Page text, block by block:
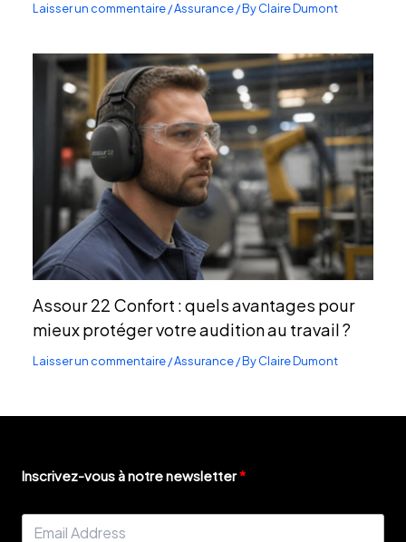
Laisser un commentaire/Assurance/ ByClaire Dumont
Assour 22 Confort : quels avantages pour
mieux protéger votre audition au travail ?
Laisser un commentaire/Assurance/ ByClaire Dumont
Inscrivez-vous à notre newsletter